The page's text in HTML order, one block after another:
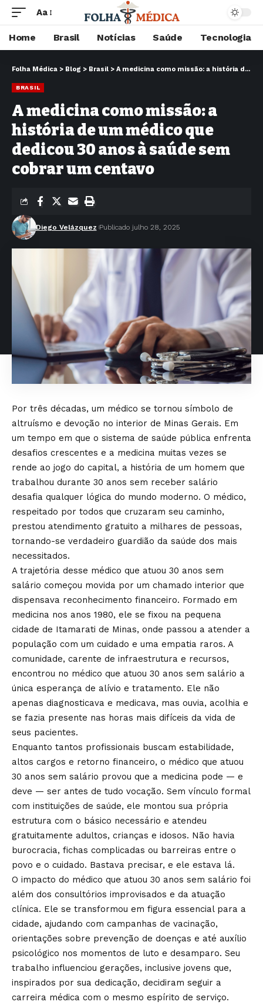
Aa
Home Brasil Notícias Saúde Tecnologia
Folha Médica > Blog > Brasil > A medicina como missão: a história de um médico que dedicou 30 anos à saúde sem cobrar um centavo
BRASIL
A medicina como missão: a
história de um médico que
dedicou 30 anos à saúde sem
cobrar um centavo
Diego Velázquez Publicado julho 28, 2025
Por três décadas, um médico se tornou símbolo de
altruísmo e devoção no interior de Minas Gerais. Em
um tempo em que o sistema de saúde pública enfrenta
desafios crescentes e a medicina muitas vezes se
rende ao jogo do capital, a história de um homem que
trabalhou durante 30 anos sem receber salário
desafia qualquer lógica do mundo moderno. O médico,
respeitado por todos que cruzaram seu caminho,
prestou atendimento gratuito a milhares de pessoas,
tornando-se verdadeiro guardião da saúde dos mais
necessitados.
A trajetória desse médico que atuou 30 anos sem
salário começou movida por um chamado interior que
dispensava reconhecimento financeiro. Formado em
medicina nos anos 1980, ele se fixou na pequena
cidade de Itamarati de Minas, onde passou a atender a
população com um cuidado e uma empatia raros. A
comunidade, carente de infraestrutura e recursos,
encontrou no médico que atuou 30 anos sem salário a
única esperança de alívio e tratamento. Ele não
apenas diagnosticava e medicava, mas ouvia, acolhia e
se fazia presente nas horas mais difíceis da vida de
seus pacientes.
Enquanto tantos profissionais buscam estabilidade,
altos cargos e retorno financeiro, o médico que atuou
30 anos sem salário provou que a medicina pode — e
deve — ser antes de tudo vocação. Sem vínculo formal
com instituições de saúde, ele montou sua própria
estrutura com o básico necessário e atendeu
gratuitamente adultos, crianças e idosos. Não havia
burocracia, fichas complicadas ou barreiras entre o
povo e o cuidado. Bastava precisar, e ele estava lá.
O impacto do médico que atuou 30 anos sem salário foi
além dos consultórios improvisados e da atuação
clínica. Ele se transformou em figura essencial para a
cidade, ajudando com campanhas de vacinação,
orientações sobre prevenção de doenças e até auxílio
psicológico nos momentos de luto e desamparo. Seu
trabalho influenciou gerações, inclusive jovens que,
inspirados por sua dedicação, decidiram seguir a
carreira médica com o mesmo espírito de serviço.